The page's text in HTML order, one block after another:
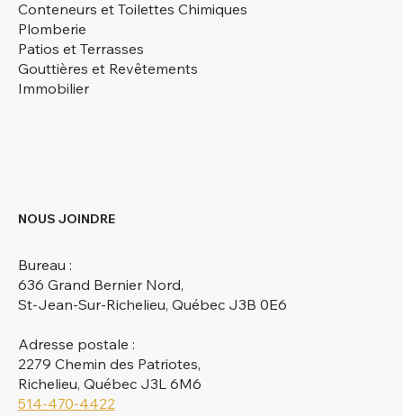
Conteneurs et Toilettes Chimiques
Plomberie
Patios et Terrasses
Gouttières et Revêtements
Immobilier
NOUS JOINDRE
Bureau :
636 Grand Bernier Nord,
St-Jean-Sur-Richelieu, Québec J3B 0E6
Adresse postale :
2279 Chemin des Patriotes,
Richelieu, Québec J3L 6M6
514-470-4422